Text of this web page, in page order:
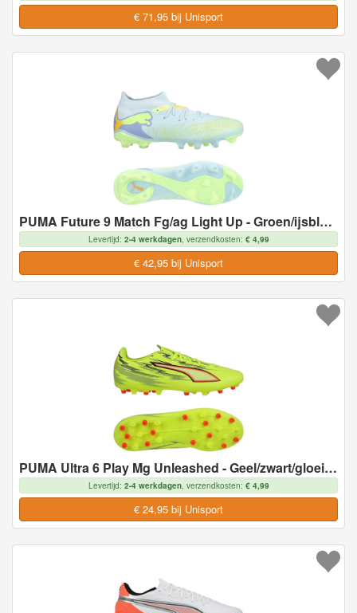
€ 71,95 bij Unisport
PUMA Future 9 Match Fg/ag Light Up - Groen/ijsblauw/intense Lavendel Dames, maat 43
Levertijd: 2-4 werkdagen, verzendkosten: € 4,99
€ 42,95 bij Unisport
PUMA Ultra 6 Play Mg Unleashed - Geel/zwart/gloeiend Rood/neon - Multi Ground (Mg), maat 43
Levertijd: 2-4 werkdagen, verzendkosten: € 4,99
€ 24,95 bij Unisport